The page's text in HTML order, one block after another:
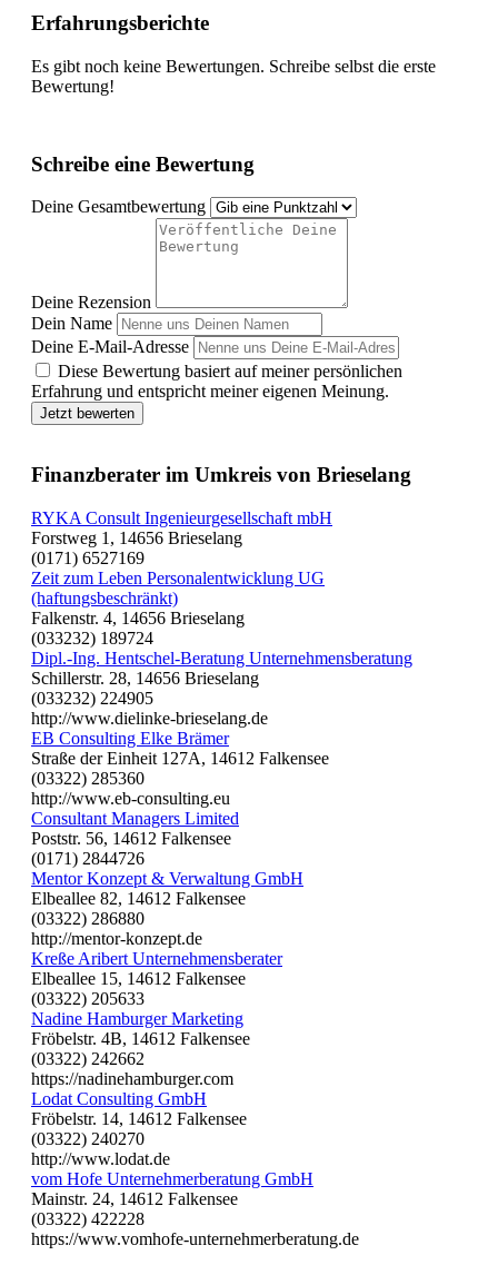
Erfahrungsberichte
Es gibt noch keine Bewertungen. Schreibe selbst die erste
Bewertung!
Schreibe eine Bewertung
Deine Gesamtbewertung
Deine Rezension
Dein Name
Deine E-Mail-Adresse
Diese Bewertung basiert auf meiner persönlichen
Erfahrung und entspricht meiner eigenen Meinung.
Jetzt bewerten
Finanzberater im Umkreis von Brieselang
RYKA Consult Ingenieurgesellschaft mbH
Forstweg 1, 14656 Brieselang
(0171) 6527169
Zeit zum Leben Personalentwicklung UG
(haftungsbeschränkt)
Falkenstr. 4, 14656 Brieselang
(033232) 189724
Dipl.-Ing. Hentschel-Beratung Unternehmensberatung
Schillerstr. 28, 14656 Brieselang
(033232) 224905
http://www.dielinke-brieselang.de
EB Consulting Elke Brämer
Straße der Einheit 127A, 14612 Falkensee
(03322) 285360
http://www.eb-consulting.eu
Consultant Managers Limited
Poststr. 56, 14612 Falkensee
(0171) 2844726
Mentor Konzept & Verwaltung GmbH
Elbeallee 82, 14612 Falkensee
(03322) 286880
http://mentor-konzept.de
Kreße Aribert Unternehmensberater
Elbeallee 15, 14612 Falkensee
(03322) 205633
Nadine Hamburger Marketing
Fröbelstr. 4B, 14612 Falkensee
(03322) 242662
https://nadinehamburger.com
Lodat Consulting GmbH
Fröbelstr. 14, 14612 Falkensee
(03322) 240270
http://www.lodat.de
vom Hofe Unternehmerberatung GmbH
Mainstr. 24, 14612 Falkensee
(03322) 422228
https://www.vomhofe-unternehmerberatung.de